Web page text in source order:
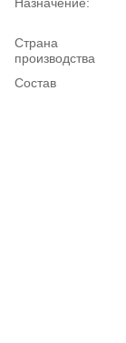
Страна
производства
Состав